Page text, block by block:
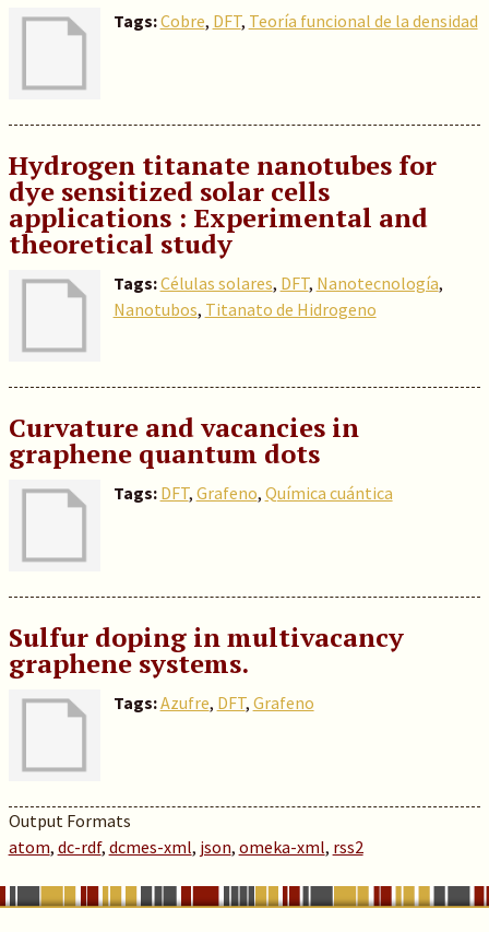
Tags:Cobre, DFT, Teoría funcional de la densidad
Hydrogen titanate nanotubes for
dye sensitized solar cells
applications : Experimental and
theoretical study
Tags:Células solares, DFT, Nanotecnología,
Nanotubos, Titanato de Hidrogeno
Curvature and vacancies in
graphene quantum dots
Tags: DFT, Grafeno, Química cuántica
Sulfur doping in multivacancy
graphene systems.
Tags:Azufre, DFT, Grafeno
Output Formats
atom, dc-rdf, dcmes-xml, json, omeka-xml, rss2